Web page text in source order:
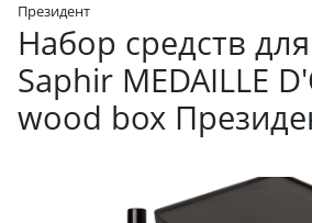
Президент
Набор средств
Saphir MEDAILLE
wood box